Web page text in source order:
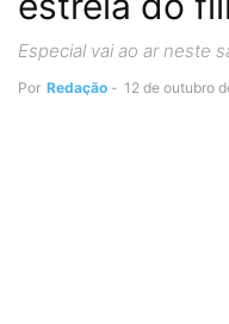
Especial vai ao ar neste
Por Redação - 12 de outubro